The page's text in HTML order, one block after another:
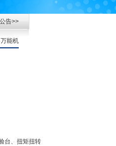
告>>
能机
台、扭矩扭转